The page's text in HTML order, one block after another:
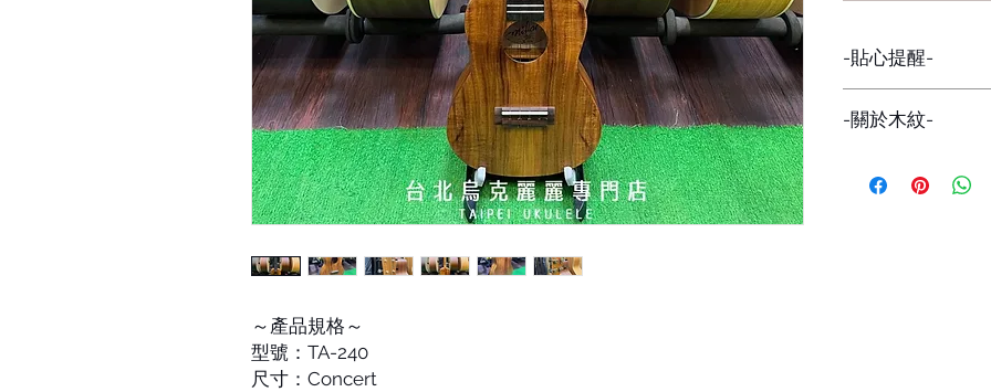
～產品規格～
型號：TA-240
尺寸：Concert
-貼心提醒-
下標前請詢問貨量，
-關於木紋-
在意者，可私訊看現